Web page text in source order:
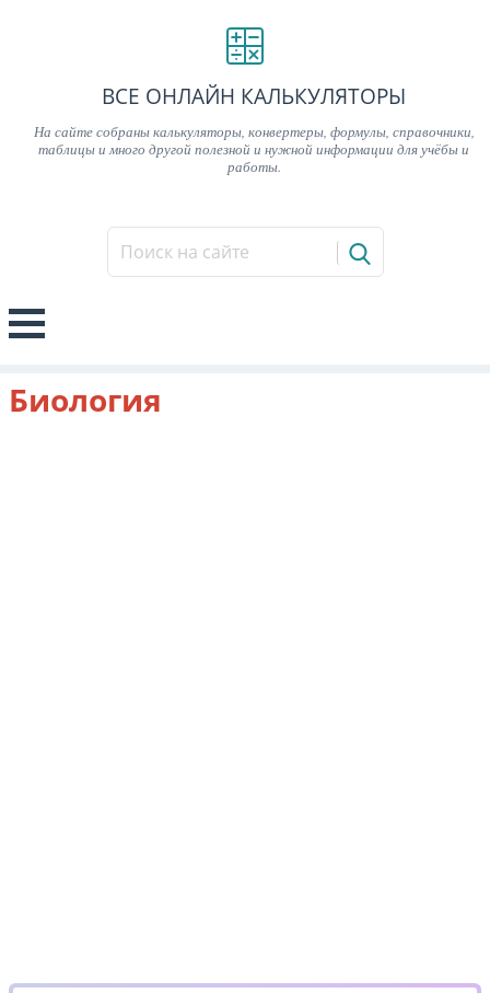
ВСЕ ОНЛАЙН КАЛЬКУЛЯТОРЫ
На сайте собраны калькуляторы, конвертеры, формулы, справочники,
таблицы и много другой полезной и нужной информации для учёбы и
работы.
Биология